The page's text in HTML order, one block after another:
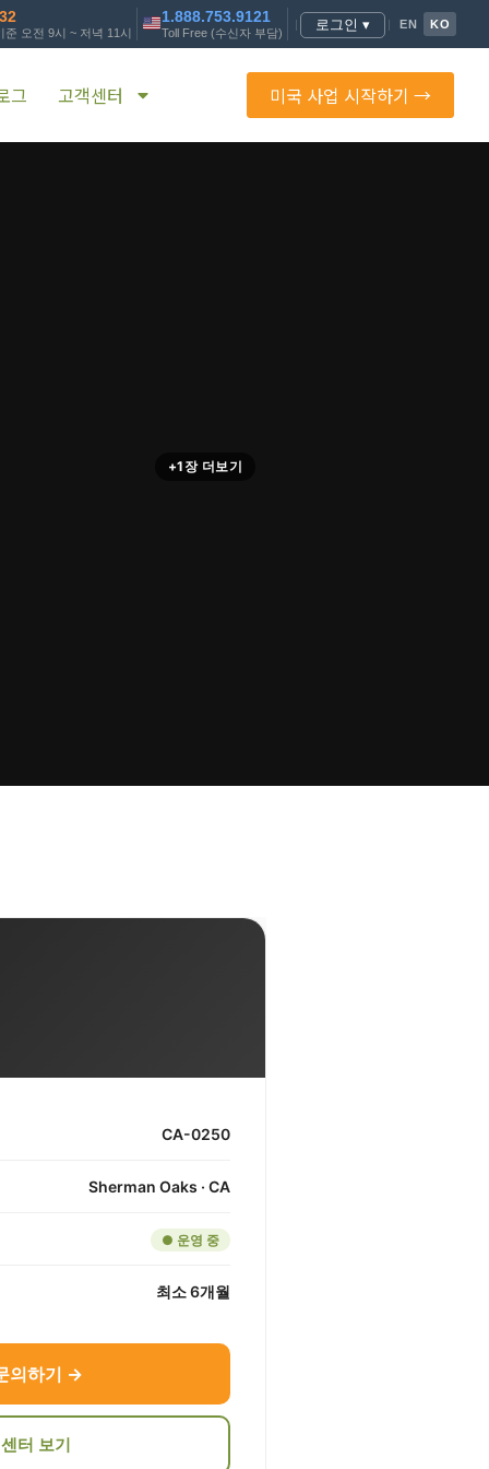
준 오전 9시 ~ 저녁 11시
1.888.753.9121
Toll Free (수신자 부담)
| 로그인 ▾ | EN KO
그 고객센터 미국 사업 시작하기 →
+1장 더보기
CA-0250
Sherman Oaks · CA
● 운영 중
최소 6개월
의하기 →
터 보기